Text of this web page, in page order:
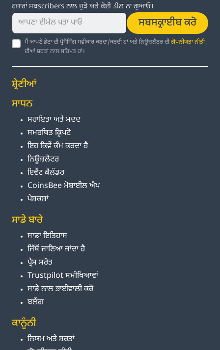
ਹਜ਼ਾਰਾਂ ਸਬscribers ਨਾਲ ਜੁੜੋ ਅਤੇ ਕੋਈ ડીਲ ਨਾ ਗੁਆਓ।
ਸਬਸਕ੍ਰਾਈਬ ਕਰੋ
ਮੈਂ ਆਪਣੇ ਡੇਟਾ ਦੀ ਪ੍ਰੋਸੈਸਿੰਗ ਸਵੀਕਾਰ ਕਰਦਾ/ਕਰਦੀ ਹਾਂ ਅਤੇ ਨਿਊਜ਼ਲੈਟਰ ਦੀਗੋਪਨੀਯਤਾ ਨੀਤੀ
ਦੀਆਂ ਸ਼ਰਤਾਂ ਨਾਲ ਸਹਿਮਤ ਹਾਂ।
ਸ਼੍ਰੇਣੀਆਂ
ਸਾਧਨ
ਸਹਾਇਤਾ ਅਤੇ ਮਦਦ
ਸਮਰਥਿਤ ਕ੍ਰਿਪਟੋ
ਇਹ ਕਿਵੇਂ ਕੰਮ ਕਰਦਾ ਹੈ
ਨਿਊਜ਼ਲੈਟਰ
ਇਵੈਂਟ ਕੈਲੰਡਰ
CoinsBee ਮੋਬਾਈਲ ਐਪ
ਪੇਸ਼ਕਸ਼ਾਂ
ਸਾਡੇ ਬਾਰੇ
ਸਾਡਾ ਇਤਿਹਾਸ
ਜਿੱਥੋਂ ਜਾਣਿਆ ਜਾਂਦਾ ਹੈ
ਪ੍ਰੈਸ ਸਰੋਤ
Trustpilot ਸਮੀਖਿਆਵਾਂ
ਸਾਡੇ ਨਾਲ ਭਾਈਵਾਲੀ ਕਰੋ
ਬਲੌਗ
ਕਾਨੂੰਨੀ
ਨਿਯਮ ਅਤੇ ਸ਼ਰਤਾਂ